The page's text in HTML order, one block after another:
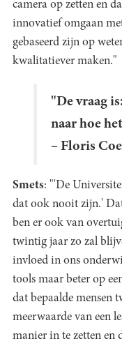
camera op zetten en
innovatief omgaan
gebaseerd zijn op
kwalitatiever maken."
"De vraag
naar hoe
– Floris
Smets: "'De
dat ook nooit zijn.'
ben er ook van
twintig jaar zo zal
invloed in ons
tools maar beter op
dat bepaalde mensen
meerwaarde van een
manier in te zetten en